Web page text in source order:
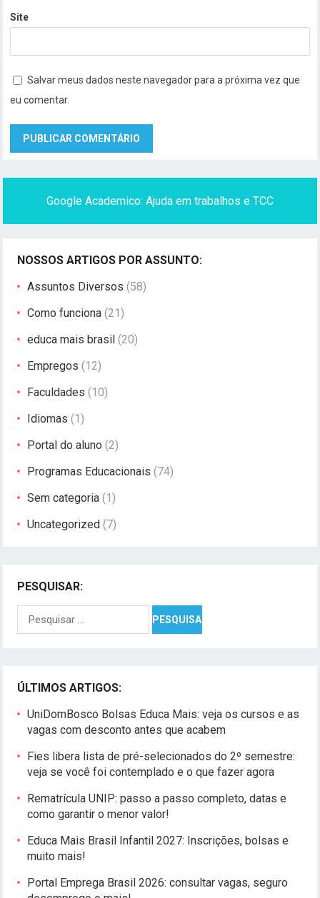
Site
Salvar meus dados neste navegador para a próxima vez que
eu comentar.
Google Academico: Ajuda em trabalhos e TCC
NOSSOS ARTIGOS POR ASSUNTO:
Assuntos Diversos (58)
Como funciona (21)
educa mais brasil (20)
Empregos (12)
Faculdades (10)
Idiomas (1)
Portal do aluno (2)
Programas Educacionais (74)
Sem categoria (1)
Uncategorized (7)
PESQUISAR:
Pesquisar
por:
ÚLTIMOS ARTIGOS:
UniDomBosco Bolsas Educa Mais: veja os cursos e as
vagas com desconto antes que acabem
Fies libera lista de pré-selecionados do 2º semestre:
veja se você foi contemplado e o que fazer agora
Rematrícula UNIP: passo a passo completo, datas e
como garantir o menor valor!
Educa Mais Brasil Infantil 2027: Inscrições, bolsas e
muito mais!
Portal Emprega Brasil 2026: consultar vagas, seguro